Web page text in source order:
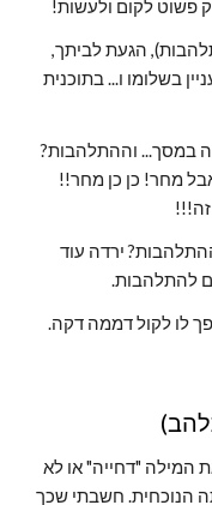
פשוט לקום ולעשות!
אחרי כמה שניות את מוצא את עצמך בוהה במסך... וההתלהבות?
להתלהבות.
לו לקול דממה דקה.